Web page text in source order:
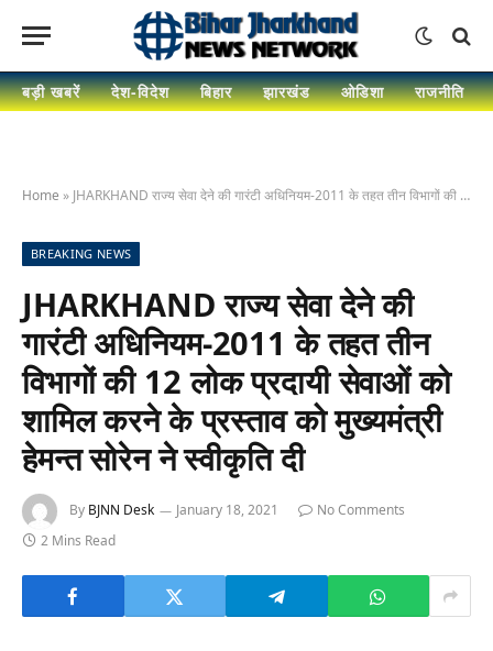
बड़ी खबरें देश-विदेश बिहार झारखंड ओडिशा राजनीति
Home » JHARKHAND राज्य सेवा देने की गारंटी अधिनियम-2011 के तहत तीन विभागों की 12 लोक प्रदायी सेवाओं को शामिल करने के प्रस्ताव को मुख्यमंत्री हेमन्त सोरेन ने स्वीकृति दी
BREAKING NEWS
JHARKHAND राज्य सेवा देने की
गारंटी अधिनियम-2011 के तहत तीन
विभागों की 12 लोक प्रदायी सेवाओं को
शामिल करने के प्रस्ताव को मुख्यमंत्री
हेमन्त सोरेन ने स्वीकृति दी
By BJNN Desk January 18, 2021
No Comments
2 Mins Read